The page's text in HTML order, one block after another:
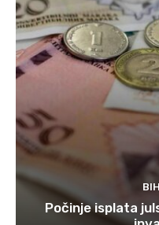
Počinje isplata